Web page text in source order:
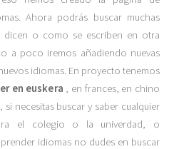
Ahora podrás buscar muchas
dicen o como se escriben en otra
a poco iremos añadiendo nuevas
idiomas. En proyecto tenemos
en euskera
, en frances, en chino
si necesitas buscar y saber cualquier
el colegio o la univerdad, o
idiomas no dudes en buscar